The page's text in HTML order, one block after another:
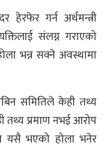
हेरफेर गर्न अर्थमन्त्री
संलग्न गराएको
भन्न सक्ने अवस्थामा
समितिले केही तथ्य
तथ्य प्रमाण नभई आरोप
यसै भएको होला भनेर